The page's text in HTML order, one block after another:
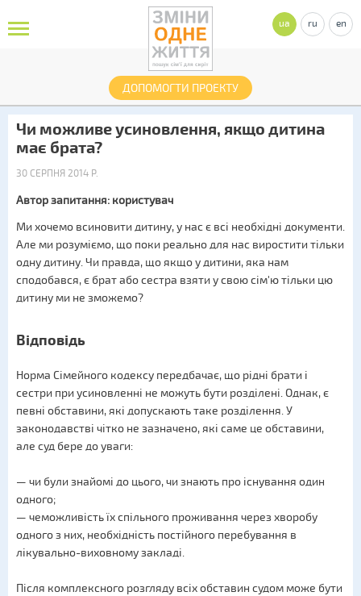
ДОПОМОГТИ ПРОЕКТУ
ua ru en
Чи можливе усиновлення, якщо дитина
має брата?
30 СЕРПНЯ 2014 Р.
Автор запитання: користувач
Ми хочемо всиновити дитину, у нас є всі необхідні документи.
Але ми розуміємо, що поки реально для нас виростити тільки
одну дитину. Чи правда, що якщо у дитини, яка нам
сподобався, є брат або сестра взяти у свою сім'ю тільки цю
дитину ми не зможемо?
Відповідь
Норма Сімейного кодексу передбачає, що рідні брати і
сестри при усиновленні не можуть бути розділені. Однак, є
певні обставини, які допускають таке розділення. У
законодавстві чітко не зазначено, які саме це обставини,
але суд бере до уваги:
— чи були знайомі до цього, чи знають про існування один
одного;
— чеможливість їх спільного проживання через хворобу
одного з них, необхідність постійного перебування в
лікувально-виховному закладі.
Після комплексного розгляду всіх обставин судом може бути